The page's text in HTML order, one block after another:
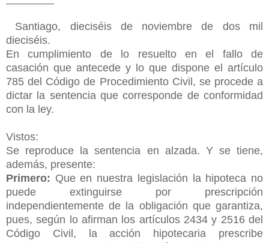
Santiago, dieciséis de noviembre de dos mil
dieciséis.
En cumplimiento de lo resuelto en el fallo de
casación que antecede y lo que dispone el artículo
785 del Código de Procedimiento Civil, se procede a
dictar la sentencia que corresponde de conformidad
con la ley.
Vistos:
Se reproduce la sentencia en alzada. Y se tiene,
además, presente:
Primero: Que en nuestra legislación la hipoteca no
puede extinguirse por prescripción
independientemente de la obligación que garantiza,
pues, según lo afirman los artículos 2434 y 2516 del
Código Civil, la acción hipotecaria prescribe